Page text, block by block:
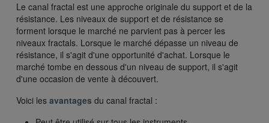
Le canal fractal est une approche originale du support et de la
résistance. Les niveaux de support et de résistance se
forment lorsque le marché ne parvient pas à percer les
niveaux fractals. Lorsque le marché dépasse un niveau de
résistance, il s'agit d'une opportunité d'achat. Lorsque le
marché tombe en dessous d'un niveau de support, il s'agit
d'une occasion de vente à découvert.
Voici les avantages du canal fractal :